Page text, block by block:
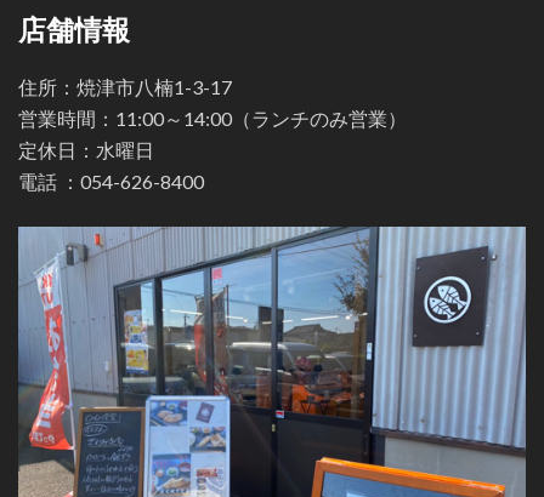
店舗情報
住所：焼津市八楠1-3-17
営業時間：11:00～14:00（ランチのみ営業）
定休日：水曜日
電話 ： 054-626-8400